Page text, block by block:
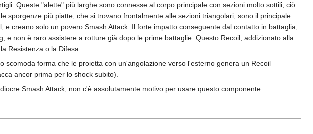
Queste "alette" più larghe sono connesse al corpo principale con sezioni molto sottili, ciò
sporgenze più piatte, che si trovano frontalmente alle sezioni triangolari, sono il principale
creano solo un povero Smash Attack. Il forte impatto conseguente dal contatto in battaglia,
e non è raro assistere a rotture già dopo le prime battaglie. Questo Recoil, addizionato alla
Resistenza o la Difesa.
forma che le proietta con un'angolazione verso l'esterno genera un Recoil
ancor prima per lo shock subito).
Smash Attack, non c'è assolutamente motivo per usare questo componente.